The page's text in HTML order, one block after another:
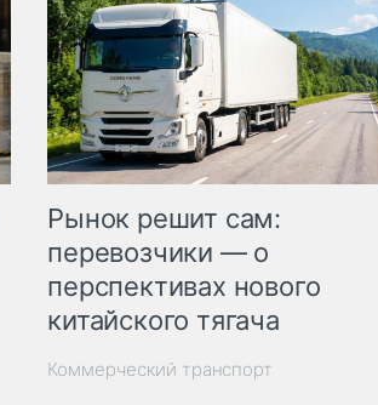
Рынок решит сам:
перевозчики — о
перспективах нового
китайского тягача
Коммерческий транспорт